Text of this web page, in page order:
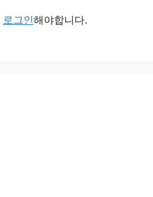
로그인해야합니다.